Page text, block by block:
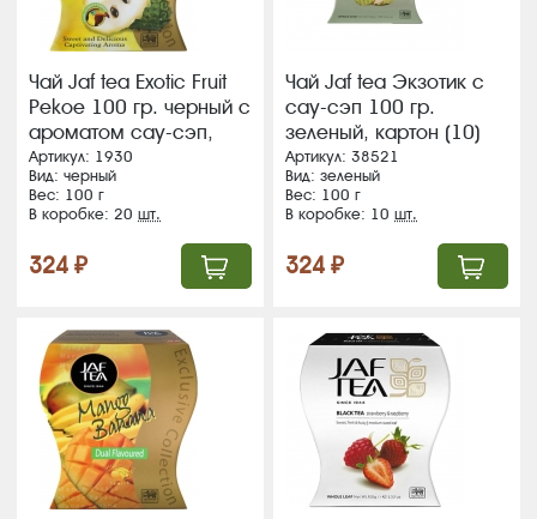
Чай Jaf tea Exotic Fruit
Pekoe 100 гр. черный c
ароматом сау-сэп,
картон (20)
Артикул: 1930
Вид: черный
Вес: 100 г
В коробке: 20шт.
324 ₽
Чай Jaf tea Экзотик с
сау-сэп 100 гр.
зеленый, картон (10)
ВЛОЖЕНИЕ!!!
Артикул: 38521
Вид: зеленый
Вес: 100 г
В коробке: 10шт.
324 ₽